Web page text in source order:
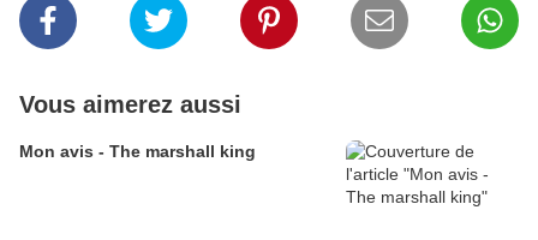
Vous aimerez aussi
Mon avis - The marshall king